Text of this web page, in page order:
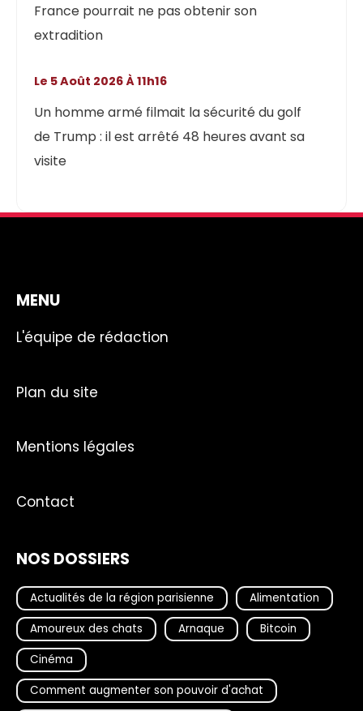
France pourrait ne pas obtenir son
extradition
Un homme armé filmait la sécurité du golf
de Trump : il est arrêté 48 heures avant sa
visite
Le 5 Août 2026 À 11h16
MENU
L'équipe de rédaction
Plan du site
Mentions légales
Contact
NOS DOSSIERS
Actualités de la région parisienne
Alimentation
Amoureux des chats
Arnaque
Bitcoin
Cinéma
Comment augmenter son pouvoir d'achat